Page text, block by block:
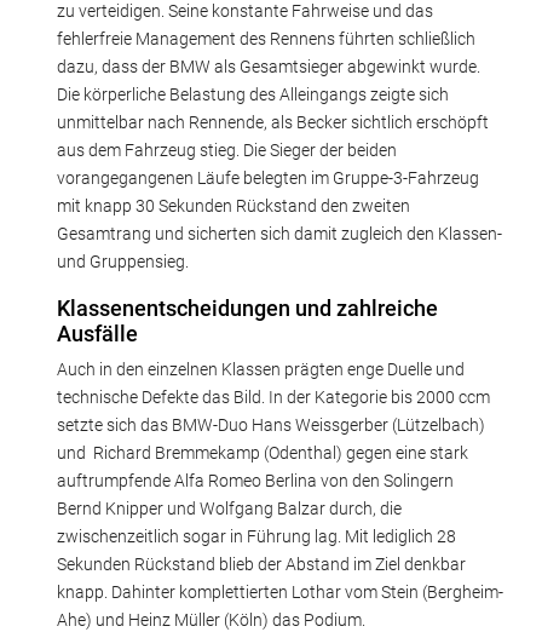
zu verteidigen. Seine konstante Fahrweise und das
fehlerfreie Management des Rennens führten schließlich
dazu, dass der BMW als Gesamtsieger abgewinkt wurde.
Die körperliche Belastung des Alleingangs zeigte sich
unmittelbar nach Rennende, als Becker sichtlich erschöpft
aus dem Fahrzeug stieg. Die Sieger der beiden
vorangegangenen Läufe belegten im Gruppe-3-Fahrzeug
mit knapp 30 Sekunden Rückstand den zweiten
Gesamtrang und sicherten sich damit zugleich den Klassen-
und Gruppensieg.
Klassenentscheidungen und zahlreiche
Ausfälle
Auch in den einzelnen Klassen prägten enge Duelle und
technische Defekte das Bild. In der Kategorie bis 2000 ccm
setzte sich das BMW-Duo Hans Weissgerber (Lützelbach)
und Richard Bremmekamp (Odenthal) gegen eine stark
auftrumpfende Alfa Romeo Berlina von den Solingern
Bernd Knipper und Wolfgang Balzar durch, die
zwischenzeitlich sogar in Führung lag. Mit lediglich 28
Sekunden Rückstand blieb der Abstand im Ziel denkbar
knapp. Dahinter komplettierten Lothar vom Stein (Bergheim-
Ahe) und Heinz Müller (Köln) das Podium.